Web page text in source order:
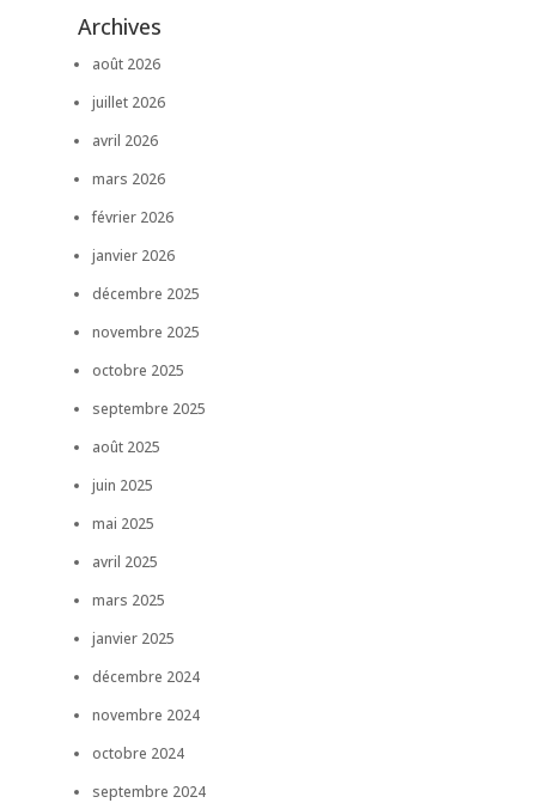
Archives
août 2026
juillet 2026
avril 2026
mars 2026
février 2026
janvier 2026
décembre 2025
novembre 2025
octobre 2025
septembre 2025
août 2025
juin 2025
mai 2025
avril 2025
mars 2025
janvier 2025
décembre 2024
novembre 2024
octobre 2024
septembre 2024